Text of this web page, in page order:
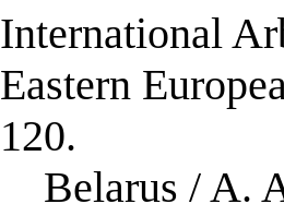
International
Eastern
120.
Belarus / A.